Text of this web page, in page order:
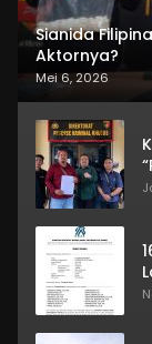
Sianida
Aktornya?
Mei 6, 2026